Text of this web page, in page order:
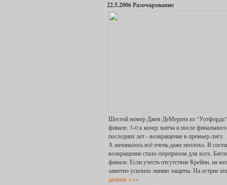
22.5.2006 Разочарование
Шестой номер Джея ДеМерита из "Уотфорда"
финале. 3-0 к концу матча и после
последних лет - возвращение в премьер-лигу.
А начиналось всё очень даже неплохо. В
возвращение стало сюрпризом для всех.
финале. Если учесть отсутствие Крейни, на
заметно усилило линию защиты. На острие
дальше >>>